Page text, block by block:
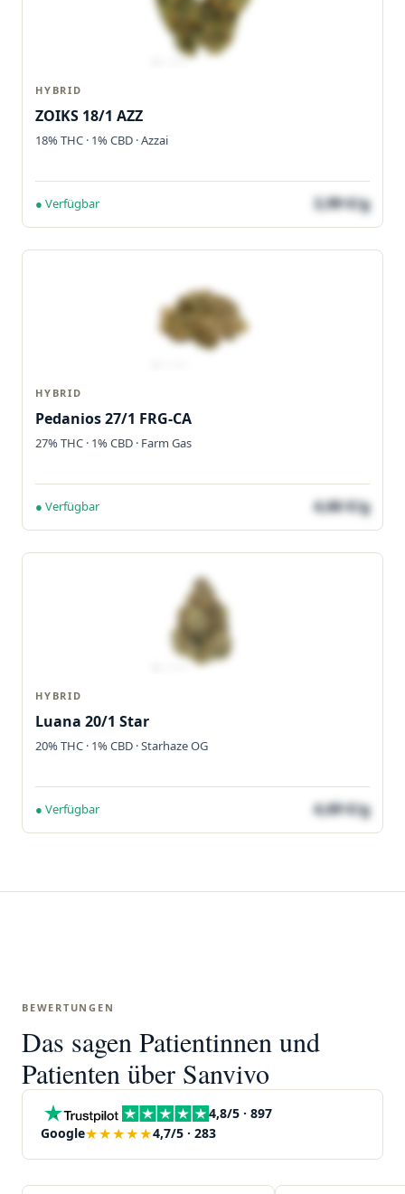
HYBRID
ZOIKS 18/1 AZZ
18% THC · 1% CBD · Azzai
● Verfügbar 3,99 €/g
HYBRID
Pedanios 27/1 FRG-CA
27% THC · 1% CBD · Farm Gas
● Verfügbar 4,66 €/g
HYBRID
Luana 20/1 Star
20% THC · 1% CBD · Starhaze OG
● Verfügbar 4,69 €/g
BEWERTUNGEN
Das sagen Patientinnen und
Patienten über Sanvivo
4,8/5 · 897
Google★★★★★4,7/5 · 283